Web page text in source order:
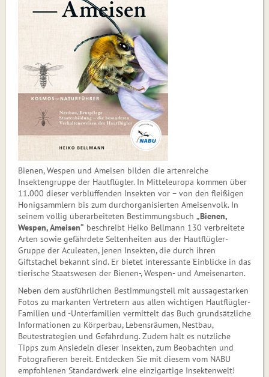
Bienen, Wespen und Ameisen bilden die artenreiche
Insektengruppe der Hautflügler. In Mitteleuropa kommen über
11.000 dieser verblüffenden Insekten vor – von den fleißigen
Honigsammlern bis zum durchorganisierten Ameisenvolk. In
seinem völlig überarbeiteten Bestimmungsbuch „Bienen,
Wespen, Ameisen“ beschreibt Heiko Bellmann 130 verbreitete
Arten sowie gefährdete Seltenheiten aus der Hautflügler-
Gruppe der Aculeaten, jenen Insekten, die durch ihren
Giftstachel bekannt sind. Er bietet interessante Einblicke in das
tierische Staatswesen der Bienen-, Wespen- und Ameisenarten.
Neben dem ausführlichen Bestimmungsteil mit aussagestarken
Fotos zu markanten Vertretern aus allen wichtigen Hautflügler-
Familien und -Unterfamilien vermittelt das Buch grundsätzliche
Informationen zu Körperbau, Lebensräumen, Nestbau,
Beutestrategien und Gefährdung. Zudem hält es nützliche
Tipps zum Ansiedeln dieser Insekten, zum Beobachten und
Fotografieren bereit. Entdecken Sie mit diesem vom NABU
empfohlenen Standardwerk eine einzigartige Insektenwelt!